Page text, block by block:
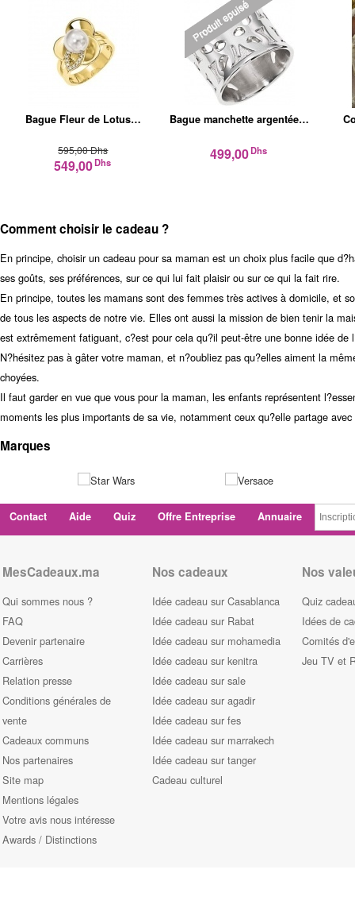
Bague Fleur de Lotus…
595,00 Dhs
549,00Dhs
Bague manchette argentée…
499,00Dhs
Comment choisir le cadeau ?
En principe, choisir un cadeau pour sa maman est un choix plus facile que
ses goûts, ses préférences, sur ce qui lui fait plaisir ou sur ce qui la fait rire.
En principe, toutes les mamans sont des femmes très actives à domicile, et
de tous les aspects de notre vie. Elles ont aussi la mission de bien tenir la
est extrêmement fatiguant, c?est pour cela qu?il peut-être une bonne idée
N?hésitez pas à gâter votre maman, et n?oubliez pas qu?elles aiment la
choyées.
Il faut garder en vue que vous pour la maman, les enfants représentent
moments les plus importants de sa vie, notamment ceux qu?elle partage
Marques
Contact Aide Quiz Offre Entreprise Annuaire
MesCadeaux.ma
Qui sommes nous ?
FAQ
Devenir partenaire
Carrières
Relation presse
Conditions générales de
vente
Cadeaux communs
Nos partenaires
Site map
Mentions légales
Votre avis nous intéresse
Awards / Distinctions
Nos cadeaux
Idée cadeau sur Casablanca
Idée cadeau sur Rabat
Idée cadeau sur mohamedia
Idée cadeau sur kenitra
Idée cadeau sur sale
Idée cadeau sur agadir
Idée cadeau sur fes
Idée cadeau sur marrakech
Idée cadeau sur tanger
Cadeau culturel
Nos
Quiz
Idées de
Comités
Jeu TV et